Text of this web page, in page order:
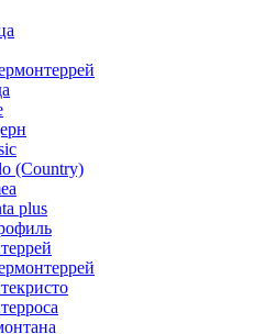
(Country)
plus